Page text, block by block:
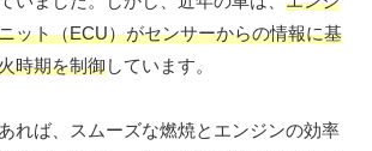
ット（ECU）がセンサーからの情報に基
時期を制御しています。
れば、スムーズな燃焼とエンジンの効率